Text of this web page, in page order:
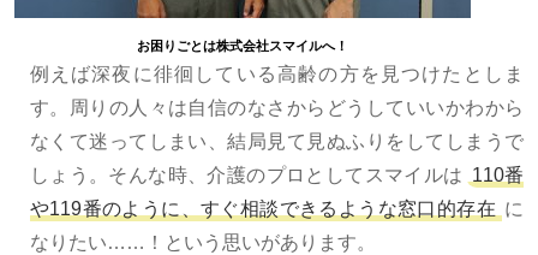
お困りごとは株式会社スマイルへ！
例えば深夜に徘徊している高齢の方を見つけたとしま
す。周りの人々は自信のなさからどうしていいかわから
なくて迷ってしまい、結局見て見ぬふりをしてしまうで
しょう。そんな時、介護のプロとしてスマイルは 110番
や119番のように、すぐ相談できるような窓口的存在 に
なりたい……！という思いがあります。